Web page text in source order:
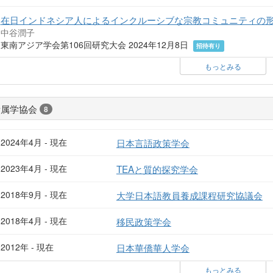
在日インドネシア人によるインクルーシブな宗教コミュニティの
中谷潤子
東南アジア学会第106回研究大会 2024年12月8日
招待有り
もっとみる
学協会 8
2024年4月 - 現在 日本言語政策学会
2023年4月 - 現在 TEAと質的探究学会
2018年9月 - 現在 大学日本語教員養成課程研究協議会
2018年4月 - 現在 移民政策学会
2012年 - 現在 日本華僑華人学会
もっとみる